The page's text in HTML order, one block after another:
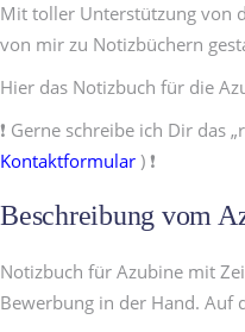
Mit toller Unterstützung von
von mir zu Notizbüchern
Hier das Notizbuch für die
❗️ Gerne schreibe ich Dir
Kontaktformular ) ❗️
Beschreibung vom
Notizbuch für Azubine mit
Bewerbung in der Hand. Auf